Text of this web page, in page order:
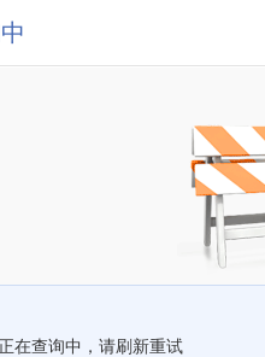
在查询中，请刷新重试